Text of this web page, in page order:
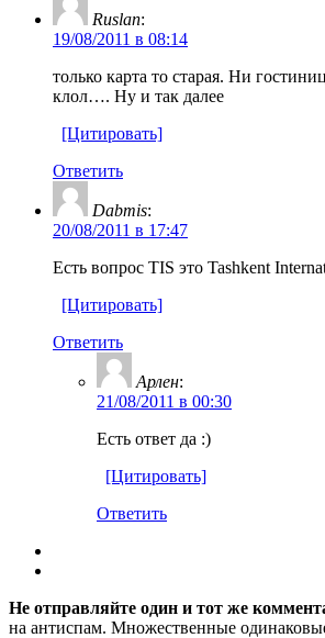
Ruslan:
19/08/2011 в 08:14
только карта то старая. Ни
клол…. Ну и так далее
[Цитировать]
Ответить
Dabmis:
20/08/2011 в 17:47
Есть вопрос TIS это Tashkent
[Цитировать]
Ответить
Арлен:
21/08/2011 в 00:30
Есть ответ да :)
[Цитировать]
Ответить
Не отправляйте один и тот же
на антиспам. Множественные